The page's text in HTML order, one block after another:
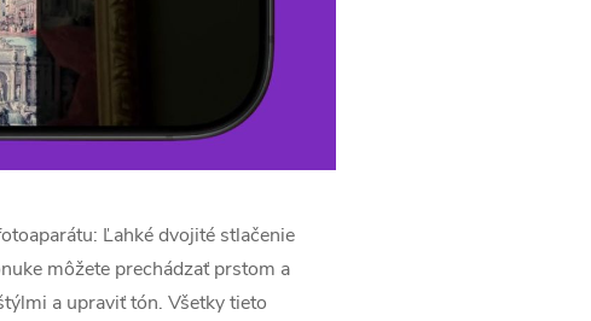
Ľahké dvojité stlačenie
môžete prechádzať prstom a
a upraviť tón. Všetky tieto